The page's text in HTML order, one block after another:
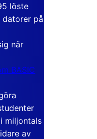
löste
på
när
BASIC
miljontals
av